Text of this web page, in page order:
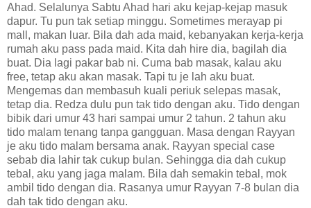
Ahad. Selalunya Sabtu Ahad hari aku kejap-kejap masuk
dapur. Tu pun tak setiap minggu. Sometimes merayap pi
mall, makan luar. Bila dah ada maid, kebanyakan kerja-kerja
rumah aku pass pada maid. Kita dah hire dia, bagilah dia
buat. Dia lagi pakar bab ni. Cuma bab masak, kalau aku
free, tetap aku akan masak. Tapi tu je lah aku buat.
Mengemas dan membasuh kuali periuk selepas masak,
tetap dia. Redza dulu pun tak tido dengan aku. Tido dengan
bibik dari umur 43 hari sampai umur 2 tahun. 2 tahun aku
tido malam tenang tanpa gangguan. Masa dengan Rayyan
je aku tido malam bersama anak. Rayyan special case
sebab dia lahir tak cukup bulan. Sehingga dia dah cukup
tebal, aku yang jaga malam. Bila dah semakin tebal, mok
ambil tido dengan dia. Rasanya umur Rayyan 7-8 bulan dia
dah tak tido dengan aku.